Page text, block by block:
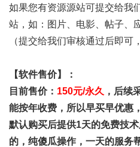
如果您有资源源站可提交给我
站，如：图片、电影、帖子、
（提交给我们审核通过后即可
【软件售价】：
目前售价： 150元/永久 ，后续
能按年收费，所以早买早优惠
默认购买后提供1天的免费技
的，纯傻瓜操作，一天的服务